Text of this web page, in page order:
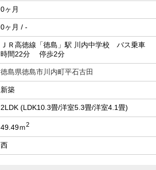
0ヶ月
0ヶ月 / -
ＪＲ高徳線「徳島」駅 川内中学校 バス乗車
時間22分 停歩2分
徳島県徳島市川内町平石古田
新築
2LDK (LDK10.3畳/洋室5.3畳/洋室4.1畳)
49.49ｍ2
西